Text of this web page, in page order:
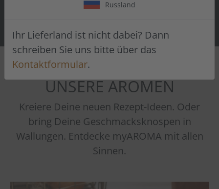
Russland
Ihr Lieferland ist nicht dabei? Dann
schreiben Sie uns bitte über das
Kontaktformular.
AROMEN PROBIEREN
UNSERE AROMEN
Kreiere Deine neuen Rezept-Ideen. Oder
bring Deine Geschmacksknospen in
Wallungen. Entdecke myAROMA mit allen
Sinnen.